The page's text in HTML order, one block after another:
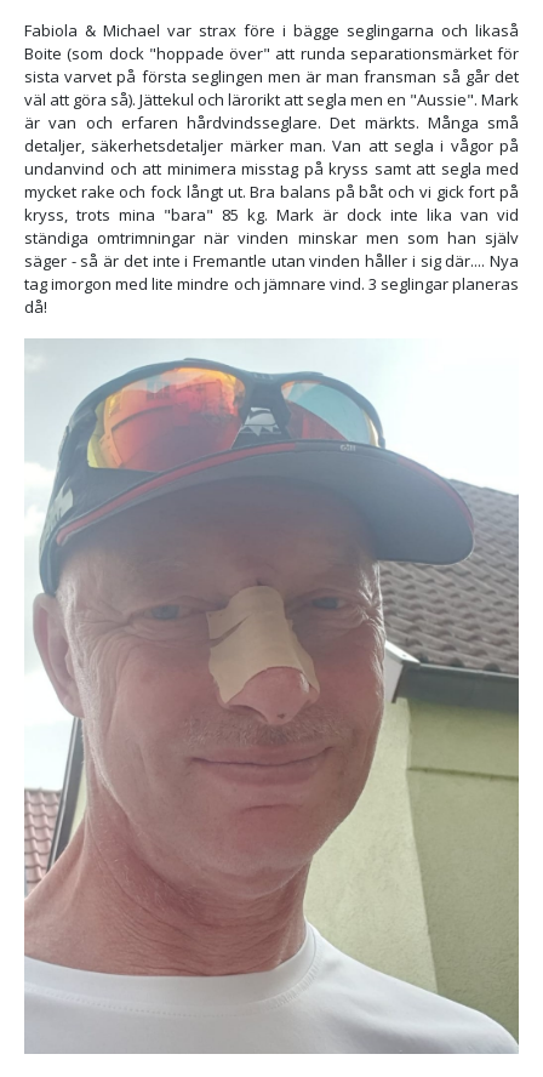
Fabiola & Michael var strax före i bägge seglingarna och likaså
Boite (som dock "hoppade över" att runda separationsmärket för
sista varvet på första seglingen men är man fransman så går det
väl att göra så). Jättekul och lärorikt att segla men en "Aussie". Mark
är van och erfaren hårdvindsseglare. Det märkts. Många små
detaljer, säkerhetsdetaljer märker man. Van att segla i vågor på
undanvind och att minimera misstag på kryss samt att segla med
mycket rake och fock långt ut. Bra balans på båt och vi gick fort på
kryss, trots mina "bara" 85 kg. Mark är dock inte lika van vid
ständiga omtrimningar när vinden minskar men som han själv
säger - så är det inte i Fremantle utan vinden håller i sig där.... Nya
tag imorgon med lite mindre och jämnare vind. 3 seglingar planeras
då!